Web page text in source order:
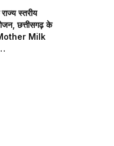
स्तरीय
छत्तीसगढ़ के
Milk